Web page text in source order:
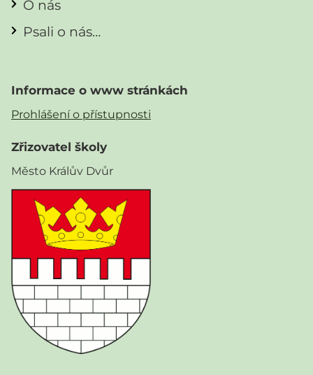
O nás
Psali o nás…
Informace o www stránkách
Prohlášení o přístupnosti
Zřizovatel školy
Město Králův Dvůr